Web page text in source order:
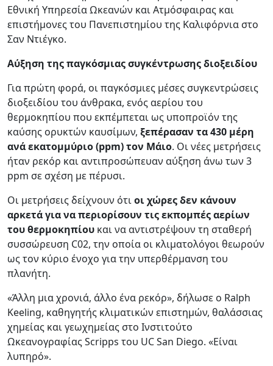
Εθνική Υπηρεσία Ωκεανών και Ατμόσφαιρας και
επιστήμονες του Πανεπιστημίου της Καλιφόρνια στο
Σαν Ντιέγκο.
Αύξηση της παγκόσμιας συγκέντρωσης διοξειδίου
Για πρώτη φορά, οι παγκόσμιες μέσες συγκεντρώσεις
διοξειδίου του άνθρακα, ενός αερίου του
θερμοκηπίου που εκπέμπεται ως υποπροϊόν της
καύσης ορυκτών καυσίμων, ξεπέρασαν τα 430 μέρη
ανά εκατομμύριο (ppm) τον Μάιο. Οι νέες μετρήσεις
ήταν ρεκόρ και αντιπροσώπευαν αύξηση άνω των 3
ppm σε σχέση με πέρυσι.
Οι μετρήσεις δείχνουν ότιοι χώρες δεν κάνουν
αρκετά για να περιορίσουν τις εκπομπές αερίων
του θερμοκηπίου και να αντιστρέψουν τη σταθερή
συσσώρευση C02, την οποία οι κλιματολόγοι θεωρούν
ως τον κύριο ένοχο για την υπερθέρμανση του
πλανήτη.
«Άλλη μια χρονιά, άλλο ένα ρεκόρ», δήλωσε ο Ralph
Keeling, καθηγητής κλιματικών επιστημών, θαλάσσιας
χημείας και γεωχημείας στο Ινστιτούτο
Ωκεανογραφίας Scripps του UC San Diego. «Είναι
λυπηρό».